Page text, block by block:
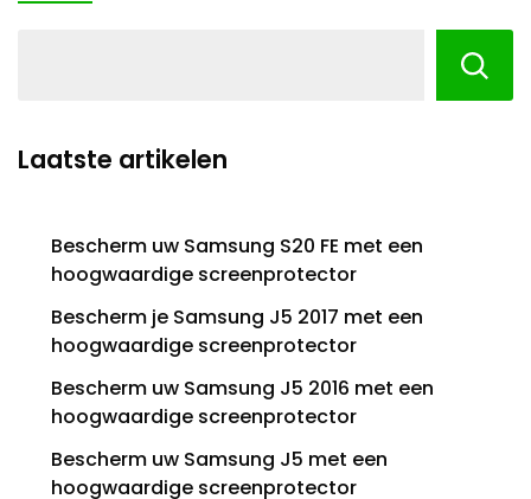
Laatste artikelen
Bescherm uw Samsung S20 FE met een
hoogwaardige screenprotector
Bescherm je Samsung J5 2017 met een
hoogwaardige screenprotector
Bescherm uw Samsung J5 2016 met een
hoogwaardige screenprotector
Bescherm uw Samsung J5 met een
hoogwaardige screenprotector